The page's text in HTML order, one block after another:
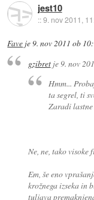
jest10
::9. nov 2011,
Fave je9. nov 2011 ob
gzibretje9. nov
Hmm...
ta segrel, ti
Zaradi
Ne, ne, tako visoke
Em, še eno
krožnega izseka in
tuljava